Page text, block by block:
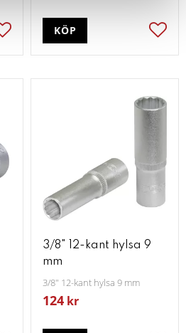
Lägg till i favoriter
KÖP
3/8" 12-kant hylsa 9
mm
3/8" 12-kant hylsa 9 mm
124 kr